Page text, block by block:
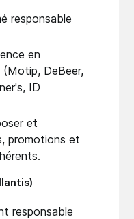
responsable
en
DeBeer,
ID
et
promotions et
responsable